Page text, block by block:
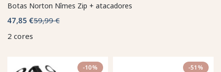
Botas Norton Nîmes Zip + atacadores
47,85 €59,99 €
2 cores
-10% -51%